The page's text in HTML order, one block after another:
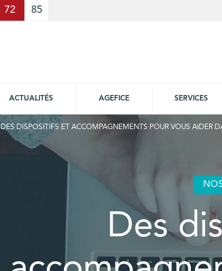
72 85
ACTUALITÉS AGEFICE SERVICES
DES DISPOSITIFS ET ACCOMPAGNEMENTS POUR VOUS AIDER
Des